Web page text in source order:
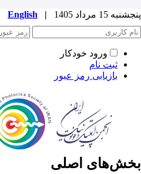
پنجشنبه 15 مرداد 1405 |
English
ورود خودکار
ثبت نام
بازیابی رمز عبور
بخش‌های اصلی